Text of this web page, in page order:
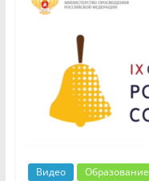
Видео Образование